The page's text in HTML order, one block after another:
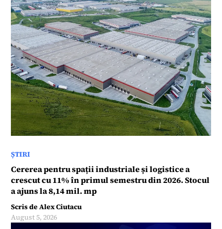
ȘTIRI
Cererea pentru spații industriale și logistice a
crescut cu 11% în primul semestru din 2026. Stocul
a ajuns la 8,14 mil. mp
Scris deAlex Ciutacu
August 5, 2026